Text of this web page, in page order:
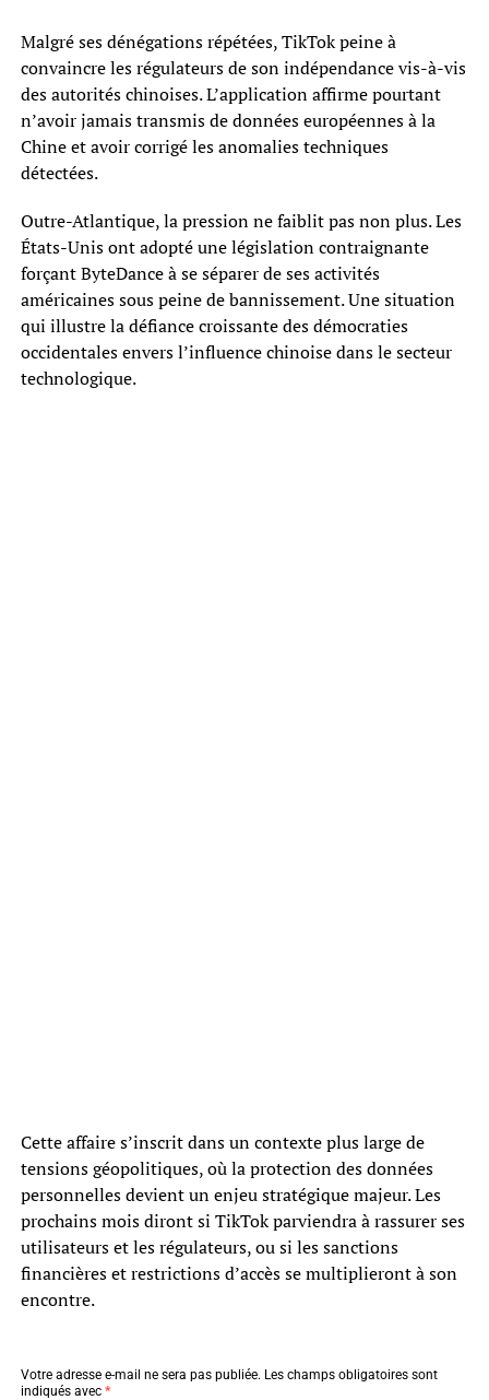
Malgré ses dénégations répétées, TikTok peine à
convaincre les régulateurs de son indépendance vis-à-vis
des autorités chinoises. L’application affirme pourtant
n’avoir jamais transmis de données européennes à la
Chine et avoir corrigé les anomalies techniques
détectées.
Outre-Atlantique, la pression ne faiblit pas non plus. Les
États-Unis ont adopté une législation contraignante
forçant ByteDance à se séparer de ses activités
américaines sous peine de bannissement. Une situation
qui illustre la défiance croissante des démocraties
occidentales envers l’influence chinoise dans le secteur
technologique.
Cette affaire s’inscrit dans un contexte plus large de
tensions géopolitiques, où la protection des données
personnelles devient un enjeu stratégique majeur. Les
prochains mois diront si TikTok parviendra à rassurer ses
utilisateurs et les régulateurs, ou si les sanctions
financières et restrictions d’accès se multiplieront à son
encontre.
Votre adresse e-mail ne sera pas publiée. Les champs obligatoires sont
indiqués avec *